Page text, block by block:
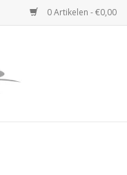
0 Artikelen - €0,00